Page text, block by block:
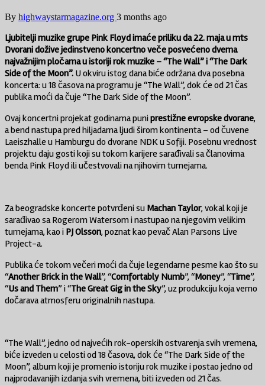
By highwaystarmagazine.org 3 months ago
Ljubitelji muzike grupe Pink Floyd imaće priliku da 22. maja u mts
Dvorani dožive jedinstveno koncertno veče posvećeno dvema
najvažnijim pločama u istoriji rok muzike – “The Wall” i “The Dark
Side of the Moon”. U okviru istog dana biće održana dva posebna
koncerta: u 18 časova na programu je “The Wall”, dok će od 21 čas
publika moći da čuje “The Dark Side of the Moon”.
Ovaj koncertni projekat godinama puniprestižne evropske dvorane,
a bend nastupa pred hiljadama ljudi širom kontinenta – od čuvene
Laeiszhalle u Hamburgu do dvorane NDK u Sofiji. Posebnu vrednost
projektu daju gosti koji su tokom karijere sarađivali sa članovima
benda Pink Floyd ili učestvovali na njihovim turnejama.
Za beogradske koncerte potvrđeni su Machan Taylor, vokal koji je
sarađivao sa Rogerom Watersom i nastupao na njegovim velikim
turnejama, kao i PJ Olsson, poznat kao pevač Alan Parsons Live
Project-a.
Publika će tokom večeri moći da čuje legendarne pesme kao što su
“Another Brick in the Wall”, “Comfortably Numb”, “Money”, “Time”,
“Us and Them” i “The Great Gig in the Sky”, uz produkciju koja verno
dočarava atmosferu originalnih nastupa.
“The Wall”, jedno od najvećih rok-operskih ostvarenja svih vremena,
biće izveden u celosti od 18 časova, dok će “The Dark Side of the
Moon”, album koji je promenio istoriju rok muzike i postao jedno od
najprodavanijih izdanja svih vremena, biti izveden od 21 čas.